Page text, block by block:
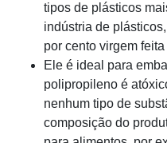
tipos de plásticos
indústria de
por cento virgem
Ele é ideal para
polipropileno é
nenhum tipo de
composição do